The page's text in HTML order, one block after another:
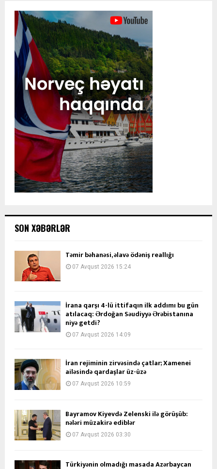
SON XƏBƏRLƏR
Təmir bəhanəsi, əlavə ödəniş reallığı
07 Avqust 2026 15:24
İrana qarşı 4-lü ittifaqın ilk addımı bu gün
atılacaq: Ərdoğan Səudiyyə Ərəbistanına
niyə getdi?
07 Avqust 2026 14:09
İran rejiminin zirvəsində çatlar; Xamenei
ailəsində qardaşlar üz-üzə
07 Avqust 2026 10:59
Bayramov Kiyevdə Zelenski ilə görüşüb:
nələri müzakirə ediblər
07 Avqust 2026 03:30
Türkiyənin olmadığı masada Azərbaycan